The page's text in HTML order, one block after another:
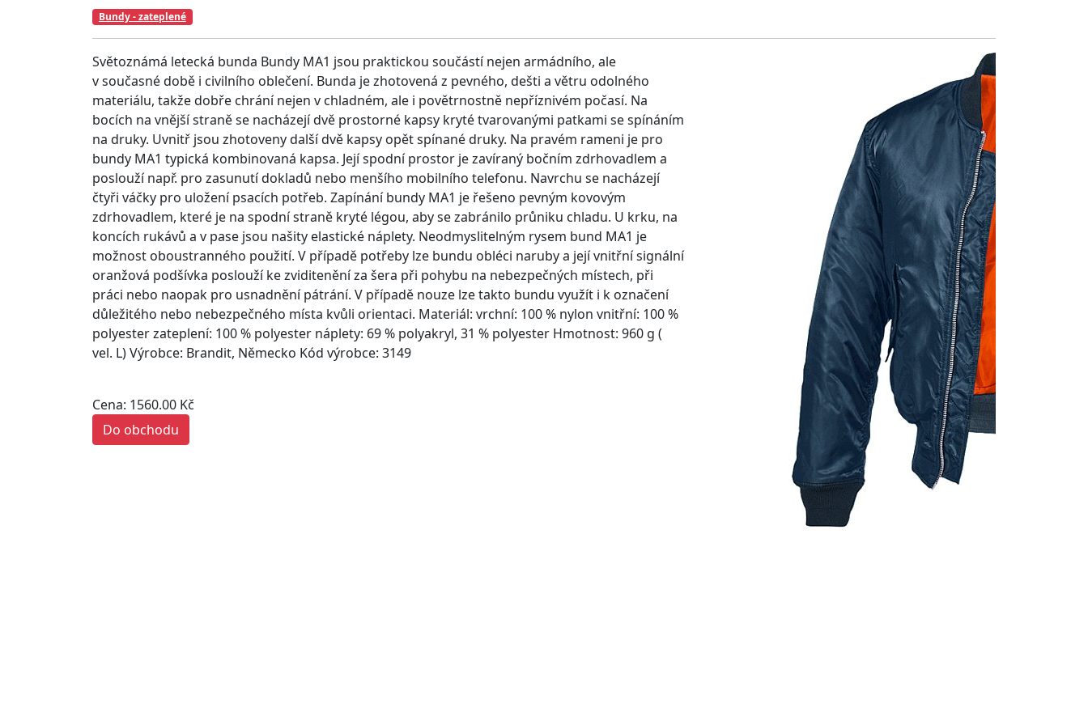
Bundy - zateplené
Světoznámá letecká bunda Bundy MA1 jsou praktickou součástí nejen armádního, ale
v současné době i civilního oblečení. Bunda je zhotovená z pevného, dešti a větru odolného
materiálu, takže dobře chrání nejen v chladném, ale i povětrnostně nepříznivém počasí. Na
bocích na vnější straně se nacházejí dvě prostorné kapsy kryté tvarovanými patkami se spínáním
na druky. Uvnitř jsou zhotoveny další dvě kapsy opět spínané druky. Na pravém rameni je pro
bundy MA1 typická kombinovaná kapsa. Její spodní prostor je zavíraný bočním zdrhovadlem a
poslouží např. pro zasunutí dokladů nebo menšího mobilního telefonu. Navrchu se nacházejí
čtyři váčky pro uložení psacích potřeb. Zapínání bundy MA1 je řešeno pevným kovovým
zdrhovadlem, které je na spodní straně kryté légou, aby se zabránilo průniku chladu. U krku, na
koncích rukávů a v pase jsou našity elastické náplety. Neodmyslitelným rysem bund MA1 je
možnost oboustranného použití. V případě potřeby lze bundu obléci naruby a její vnitřní signální
oranžová podšívka poslouží ke zviditenění za šera při pohybu na nebezpečných místech, při
práci nebo naopak pro usnadnění pátrání. V případě nouze lze takto bundu využít i k označení
důležitého nebo nebezpečného místa kvůli orientaci. Materiál: vrchní: 100 % nylon vnitřní: 100 %
polyester zateplení: 100 % polyester náplety: 69 % polyakryl, 31 % polyester Hmotnost: 960 g (
vel. L) Výrobce: Brandit, Německo Kód výrobce: 3149
Cena: 1560.00 Kč
Do obchodu